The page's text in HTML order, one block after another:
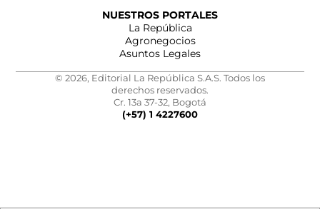
NUESTROS PORTALES
La República
Agronegocios
Asuntos Legales
© 2026, Editorial La República S.A.S. Todos los
derechos reservados.
Cr. 13a 37-32, Bogotá
(+57) 1 4227600